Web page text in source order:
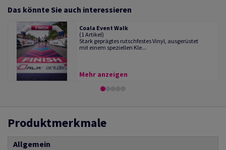
Das könnte Sie auch interessieren
Coala Event Walk
(1 Artikel)
Stark geprägtes rutschfestes Vinyl, ausgerüstet
mit einem speziellen Kle...
Mehr anzeigen
Produktmerkmale
Allgemein